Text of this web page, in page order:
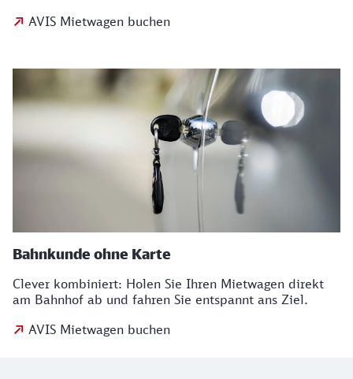
AVIS Mietwagen buchen
Bahnkunde ohne Karte
Clever kombiniert: Holen Sie Ihren Mietwagen direkt
am Bahnhof ab und fahren Sie entspannt ans Ziel.
AVIS Mietwagen buchen